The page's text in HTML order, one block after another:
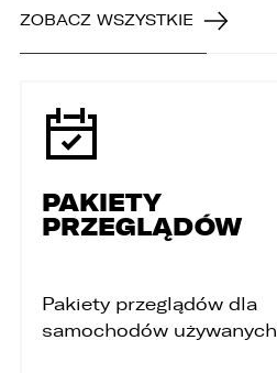
ZOBACZ WSZYSTKIE
PAKIETY
PRZEGLĄDÓW
Pakiety przeglądów dla
samochodów używanych